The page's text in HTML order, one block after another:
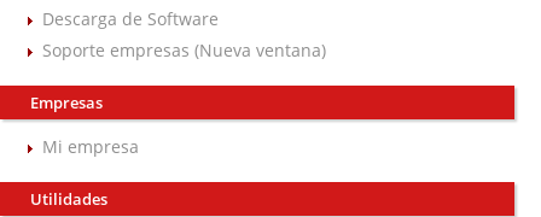
Descarga de Software
Soporte empresas (Nueva ventana)
Empresas
Mi empresa
Utilidades